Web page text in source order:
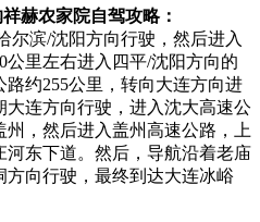
赫农家院自驾攻略：
滨/沈阳方向行驶，然后进入
里左右进入四平/沈阳方向的
约255公里，转向大连方向进
大连方向行驶，进入沈大高速公
，然后进入盖州高速公路，上
河东下道。然后，导航沿着老庙
向行驶，最终到达大连冰峪